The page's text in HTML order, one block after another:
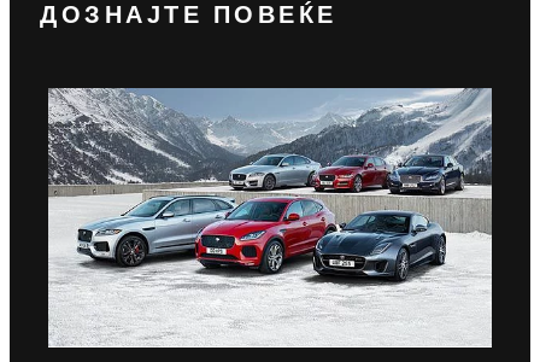
ДОЗНАЈТЕ ПОВЕЌЕ